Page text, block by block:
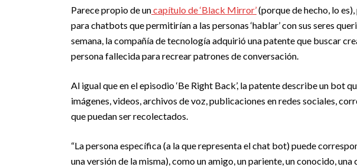
Parece propio de uncapítulo de ‘Black Mirror’(porque de hecho, lo
para chatbots que permitirían a las personas ‘hablar’ con sus seres
semana, la compañía de tecnología adquirió una patente que buscar
persona fallecida para recrear patrones de conversación.
Al igual que en el episodio ‘Be Right Back’, la patente describe un bot
imágenes, videos, archivos de voz, publicaciones en redes sociales,
que puedan ser recolectados.
“La persona específica (a la que representa el chat bot) puede
una versión de la misma), como un amigo, un pariente, un conocido,